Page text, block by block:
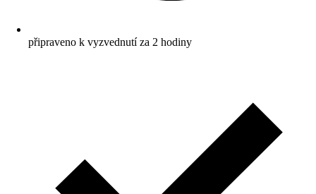
připraveno k vyzvednutí za 2 hodiny